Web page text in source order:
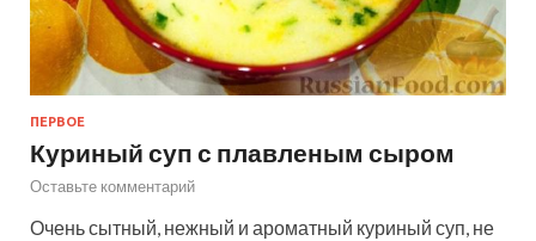
ПЕРВОЕ
Куриный суп с плавленым сыром
Оставьте комментарий
Очень сытный, нежный и ароматный куриный суп, не